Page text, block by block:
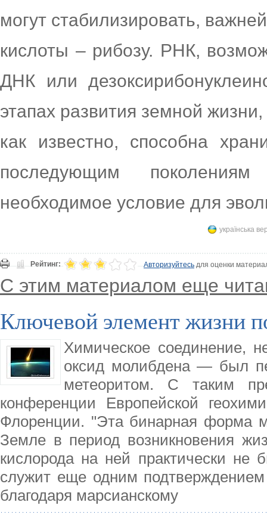
могут стабилизировать,
кислоты – рибозу. РНК,
ДНК или
этапах развития земной
как известно, способна
последующим
необходимое условие для
українська
Рейтинг: Авторизуйтесьдля оценки
С этим материалом еще
Ключевой элемент жизни
Химическое соединение,
оксид молибдена — был
метеоритом. С таким
конференции Европейской
Флоренции. "Эта бинарная форма
Земле в период возникновения
кислорода на ней практически
служит еще одним
благодаря марсианскому